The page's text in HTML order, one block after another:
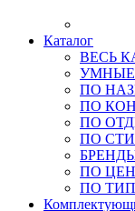
Каталог
ВЕСЬ
УМНЫЕ
ПО
ПО
ПО
ПО
ПО
ПО